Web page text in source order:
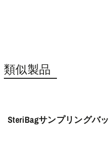
食品用スプーンは、2.5ml（
10ml（大さじに近い）の2サ
ことができる。
HACCPのハザード分析と評
類似製品
SteriBagサンプリングバ